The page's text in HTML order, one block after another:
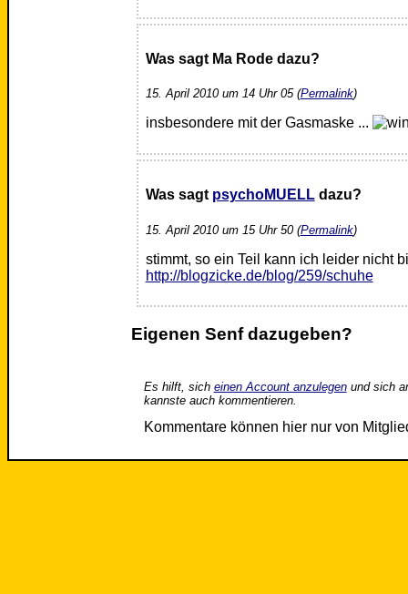
Was sagt Ma Rode dazu?
15. April 2010 um 14 Uhr 05 (Permalink)
insbesondere mit der Gasmaske ...
Was sagt psychoMUELLdazu?
15. April 2010 um 15 Uhr 50 (Permalink)
stimmt, so ein Teil kann ich leider nicht
http://blogzicke.de/blog/259/schuhe
Eigenen Senf dazugeben?
Es hilft, sich einen Account anzulegenund sich
kannste auch kommentieren.
Kommentare können hier nur von